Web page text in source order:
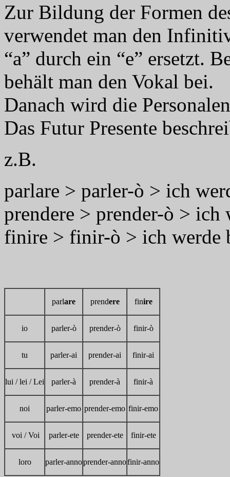
Zur Bildung der Formen
verwendet man den
“a” durch ein “e” ersetzt.
behält man den Vokal bei.
Danach wird die
Das Futur Presente
z.B.
parlare > parler-ò > ich
prendere > prender-ò > ich
finire > finir-ò > ich werde
parlare prendere finire
io parler-ò prender-ò finir-ò
tu parler-ai prender-ai finir-ai
lui / lei / Lei parler-à prender-à finir-à
noi parler-emo prender-emo finir-emo
voi / Voi parler-ete prender-ete finir-ete
loro parler-annoprender-annofinir-anno